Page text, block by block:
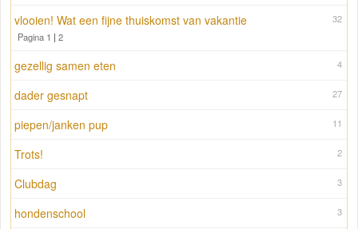
32
vlooien! Wat een fijne thuiskomst van vakantie
Pagina 1 | 2
4
gezellig samen eten
27
dader gesnapt
11
piepen/janken pup
2
Trots!
3
Clubdag
3
hondenschool